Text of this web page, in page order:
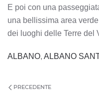
E poi con una
una bellissima area
dei luoghi delle Terre del
ALBANO, ALBANO
PRECEDENTE